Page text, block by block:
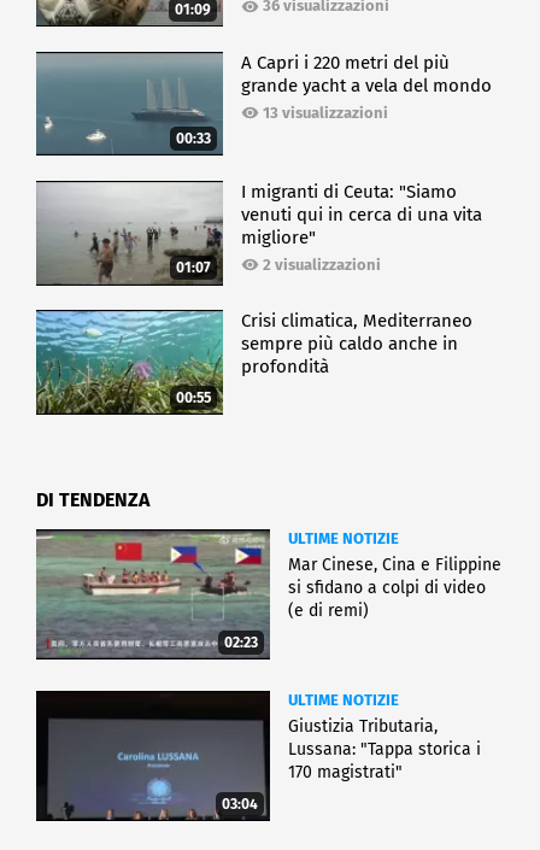
01:09 36 visualizzazioni
00:33
A Capri i 220 metri del più
grande yacht a vela del mondo
13 visualizzazioni
01:07
I migranti di Ceuta: "Siamo
venuti qui in cerca di una vita
migliore"
2 visualizzazioni
00:55
Crisi climatica, Mediterraneo
sempre più caldo anche in
profondità
DI TENDENZA
02:23
ULTIME NOTIZIE
Mar Cinese, Cina e Filippine
si sfidano a colpi di video
(e di remi)
03:04
ULTIME NOTIZIE
Giustizia Tributaria,
Lussana: "Tappa storica i
170 magistrati"